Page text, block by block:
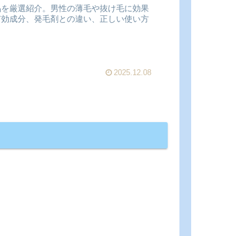
厳選紹介。男性の薄毛や抜け毛に効果
成分、発毛剤との違い、正しい使い方
2025.12.08